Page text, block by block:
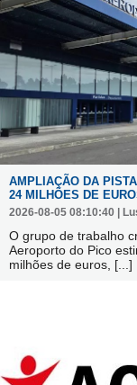
AMPLIAÇÃO DA
24 MILHÕES DE
2026-08-05 08:10:40 |
O grupo de trabalho
Aeroporto do Pico
milhões de euros, [...]